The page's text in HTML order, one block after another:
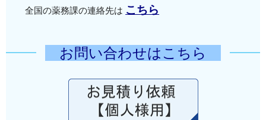
全国の薬務課の連絡先は こちら
お問い合わせはこちら